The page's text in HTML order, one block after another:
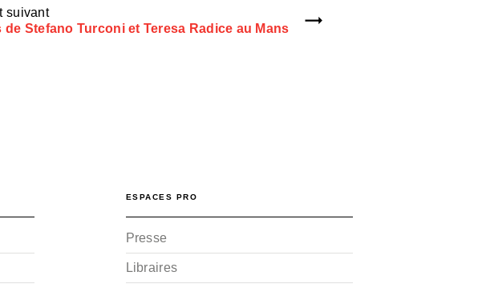
suivant
de Stefano Turconi et Teresa Radice au Mans
ESPACES PRO
Presse
Libraires